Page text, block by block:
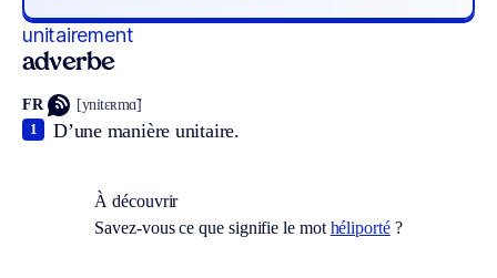
unitairement
adverbe
FR [ynitɛʀmɑ̃]
D’une manière unitaire.
1
À découvrir
Savez-vous ce que signifie le mot héliporté?